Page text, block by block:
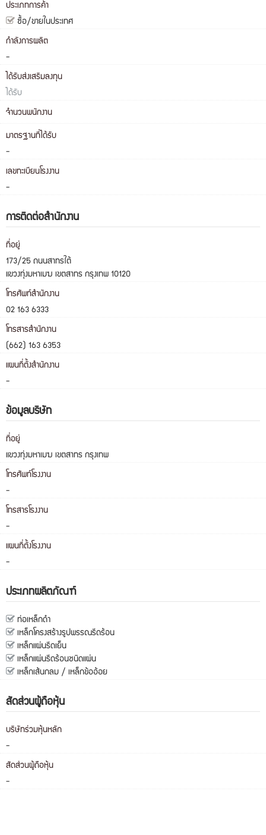
ประเภทการค้า
ซื้อ/ขายในประเทศ
กำลังการผลิต
-
ได้รับส่งเสริมลงทุน
ได้รับ
จำนวนพนักงาน
มาตรฐานที่ได้รับ
-
เลขทะเบียนโรงงาน
-
การติดต่อสำนักงาน
ที่อยู่
173/25 ถนนสาทรใต้
แขวงทุ่งมหาเมฆ เขตสาทร กรุงเทพ 10120
โทรศัพท์สำนักงาน
02 163 6333
โทรสารสำนักงาน
(662) 163 6353
แผนที่ตั้งสำนักงาน
-
ข้อมูลบริษัท
ที่อยู่
แขวงทุ่งมหาเมฆ เขตสาทร กรุงเทพ
โทรศัพท์โรงงาน
-
โทรสารโรงงาน
-
แผนที่ตั้งโรงงาน
-
ประเภทผลิตภัณฑ์
ท่อเหล็กดำ
เหล็กโครงสร้างรูปพรรณรีดร้อน
เหล็กแผ่นรีดเย็น
เหล็กแผ่นรีดร้อนชนิดแผ่น
เหล็กเส้นกลม / เหล็กข้ออ้อย
สัดส่วนผู้ถือหุ้น
บริษัทร่วมหุ้นหลัก
-
สัดส่วนผู้ถือหุ้น
-